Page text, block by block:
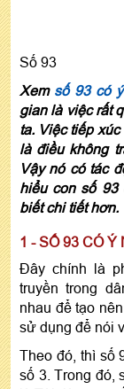
Số 93
Xem số 93 có
gian là việc rất
ta. Việc tiếp
là điều không
Vậy nó có tác
hiểu con số
biết chi tiết hơn.
1 - SỐ 93 CÓ Ý
Đây chính là
truyền trong
nhau để tạo
sử dụng để nói
Theo đó, thì số
số 3. Trong đó,